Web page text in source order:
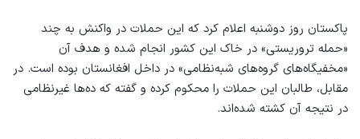
پاکستان روز دوشنبه اعلام کرد که این حملات در واکنش به چند
«حمله تروریستی» در خاک این کشور انجام شده و هدف آن
«مخفیگاه‌های گروه‌های شبه‌نظامی» در داخل افغانستان بوده است. در
مقابل، طالبان این حملات را محکوم کرده و گفته‌ که ده‌ها غیرنظامی
در نتیجه آن کشته شده‌اند.